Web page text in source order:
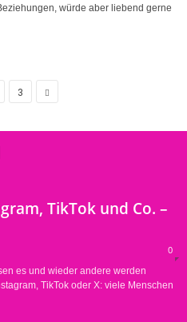
würde aber liebend gerne
3
TikTok und Co. –
0
es und wieder andere werden
TikTok oder X: viele Menschen